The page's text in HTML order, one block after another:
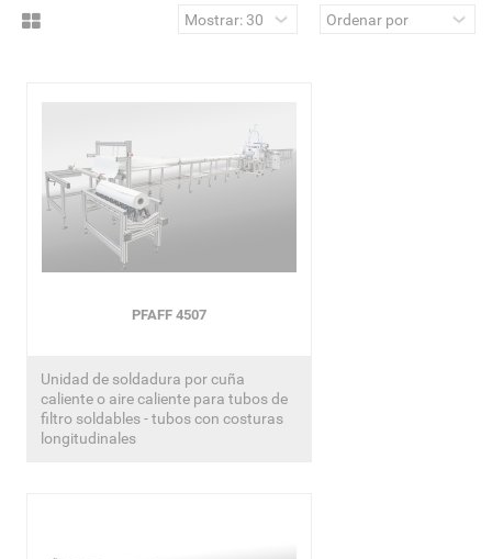
PFAFF 4507
Unidad de soldadura por cuña
caliente o aire caliente para tubos de
filtro soldables - tubos con costuras
longitudinales